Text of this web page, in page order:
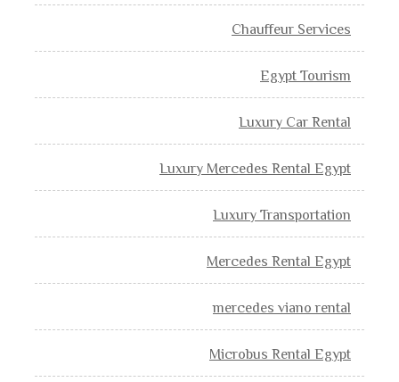
Chauffeur Services
Egypt Tourism
Luxury Car Rental
Luxury Mercedes Rental Egypt
Luxury Transportation
Mercedes Rental Egypt
mercedes viano rental
Microbus Rental Egypt